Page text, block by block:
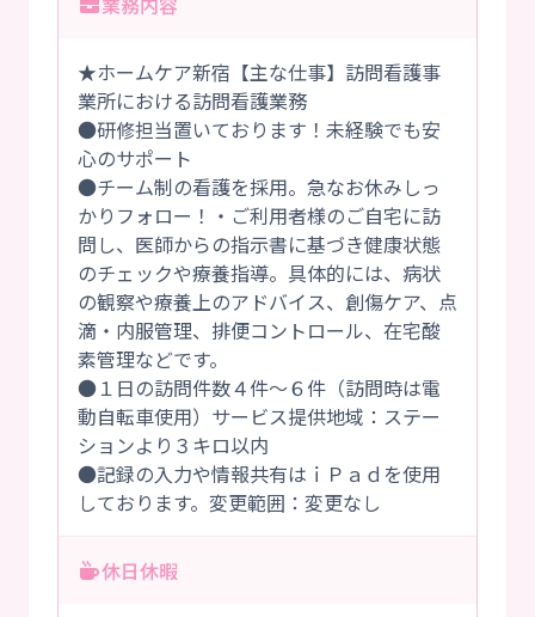
★ホームケア新宿【主な仕事】訪問看護事
業所における訪問看護業務
●研修担当置いております！未経験でも安
心のサポート
●チーム制の看護を採用。急なお休みしっ
かりフォロー！・ご利用者様のご自宅に訪
問し、医師からの指示書に基づき健康状態
のチェックや療養指導。具体的には、病状
の観察や療養上のアドバイス、創傷ケア、点
滴・内服管理、排便コントロール、在宅酸
素管理などです。
●１日の訪問件数４件～６件（訪問時は電
動自転車使用）サービス提供地域：ステー
ションより３キロ以内
●記録の入力や情報共有はｉＰａｄを使用
しております。変更範囲：変更なし
休日休暇